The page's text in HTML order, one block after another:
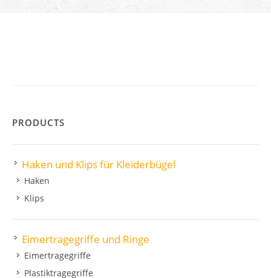
PRODUCTS
Haken und Klips für Kleiderbügel
Haken
Klips
Eimertragegriffe und Ringe
Eimertragegriffe
Plastiktragegriffe